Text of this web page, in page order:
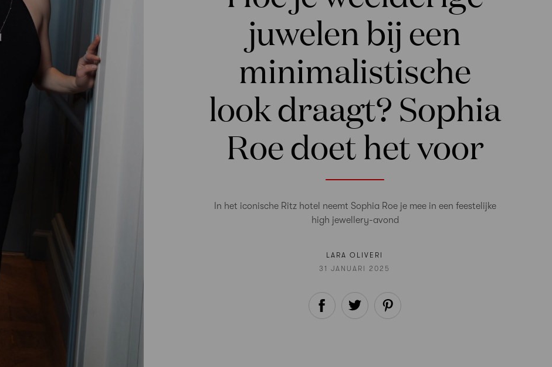
juwelen bij een
minimalistische
look draagt? Sophia
Roe doet het voor
In het iconische Ritz hotel neemt Sophia Roe je mee in een feestelijke
high jewellery-avond
LARA OLIVERI
31 JANUARI 2025